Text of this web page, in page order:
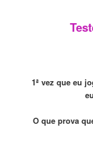
1ª vez que eu
O que prova